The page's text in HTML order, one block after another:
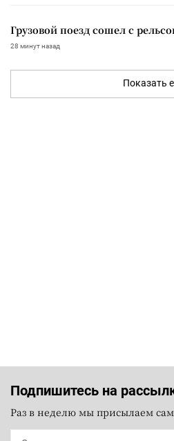
Грузовой поезд сошел с
28 минут назад
Показать
Подпишитесь на
Раз в неделю мы присылаем